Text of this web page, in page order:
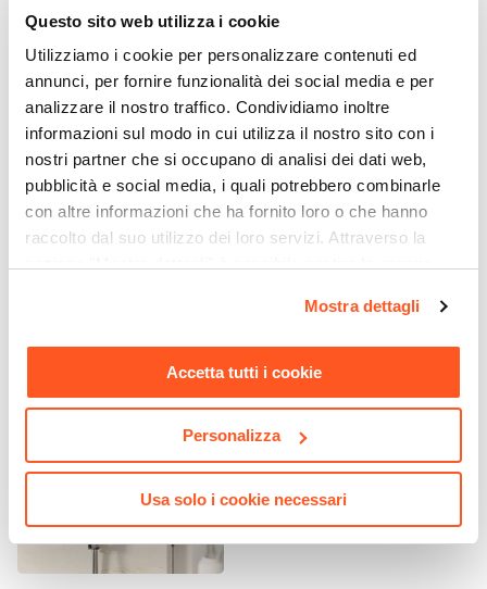
Questo sito web utilizza i cookie
Utilizziamo i cookie per personalizzare contenuti ed
annunci, per fornire funzionalità dei social media e per
analizzare il nostro traffico. Condividiamo inoltre
informazioni sul modo in cui utilizza il nostro sito con i
nostri partner che si occupano di analisi dei dati web,
pubblicità e social media, i quali potrebbero combinarle
con altre informazioni che ha fornito loro o che hanno
raccolto dal suo utilizzo dei loro servizi. Attraverso la
momento. Per maggiori informazioni si invita a leggere la
Mostra dettagli
Accetta tutti i cookie
Personalizza
Usa solo i cookie necessari
A muro|Incasso
Deviatore
2 Vie
Azionamento
Manopola singola
Attacchi
1/2"G
Dimensione Piastra
Ø 20 cm
Corpo Incasso
Tipo Cartuccia
Caratteristiche
Termostatico
CODICE:ZSOF063CR350
Braccio doccia quadro 35
cm cromato - Paffoni
CODICE:CHROME28
Braccio doccia curvo 30 cm
per soffione doccia in
ottone cromato e attacco
€ 13,99